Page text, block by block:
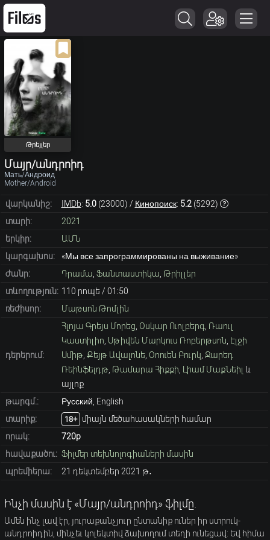
Թրեյլեր
Մայր/անդրոիդ
Мать/Андроид
Mother/Android
վարկանիշ: IMDb: 5.0(23000) / Кинопоиск: 5.2(5292)
տարի:
2021
երկիր:
ԱՄՆ
կարգախոս:
«Мы все запрограммированы на выживание»
ժանր:
Դրամա Ֆանտաստիկա Թրիլլեր
տևողություն: 110 րոպե / 01։50
ռեժիսոր:
Մաթսոն Թոմլին
դերերում:
Հլոյա Գրեյս Մորեց Օսկար Ուոլբերգ Ռաուլ
Կաստիլիո Սթիվեն Մարկուս Ռոբերթսոն Էլջի
Սմիթ, Քեյթ Ավալոնե, Օոուեն Բուրկ Ջարեդ
Ռեինֆելդթ, Թամարա Հիքքի Լիամ ՄաքՆեիլ և
այլոք
թարգմ.:
Русский, English
տարիք։
18+
միայն մեծահասակների համար
որակ:
720p
հավաքածու: Ֆիլմեր տեխնոլոգիաների մասին
պրեմիերա:
21 դեկտեմբեր 2021 թ․
Ինչի մասին է «Մայր/անդրոիդ» ֆիլմը.
Ամեն ինչ լավ էր, յուրաքանչյուր ընտանիք ուներ իր ստրուկ-
անդրոիդին, մինչեւ կոլեկտիվ ձախողում տեղի ունեցավ: Եվ հիմա